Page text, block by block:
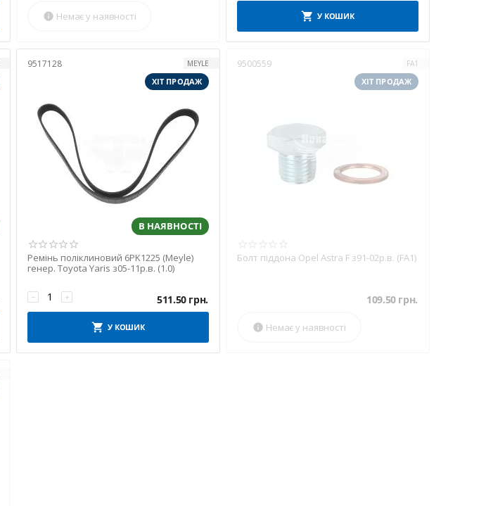
Немає у наявності
 У КОШИК
9517128
MEYLE
ХІТ ПРОДАЖ
В НАЯВНОСТІ
Ремінь поліклиновий 6PK1225 (Meyle)
генер. Toyota Yaris з05-11р.в. (1.0)
+
− 511.50 грн.
У КОШИК
9500559
FA1
ХІТ ПРОДАЖ
Болт піддона Opel Astra F з91-02р.в. (FA1)
109.50 грн.
Немає у наявності
